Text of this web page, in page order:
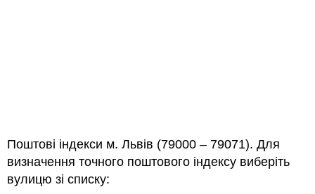
Поштові індекси м. Львів (79000 – 79071). Для
визначення точного поштового індексу виберіть
вулицю зі списку: